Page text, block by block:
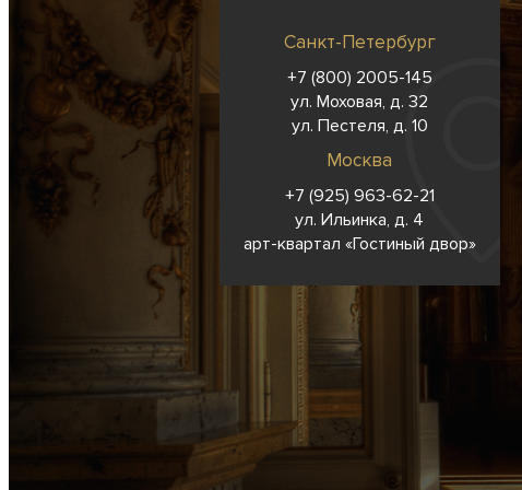
Санкт-Петербург
+7 (800) 2005-145
ул. Моховая, д. 32
ул. Пестеля, д. 10
Москва
+7 (925) 963-62-21
ул. Ильинка, д. 4
арт-квартал «Гостиный двор»